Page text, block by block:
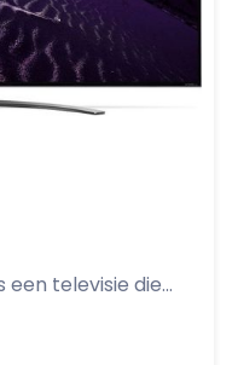
een televisie die...